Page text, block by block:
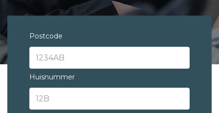
Postcode
Huisnummer